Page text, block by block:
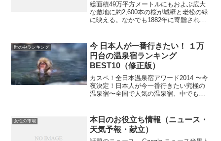
総面積49万平方メートルにもおよぶ広大
な敷地に約2,600本の桜が城壁と老松の緑
に映える。なかでも1882年に寄贈された
夜桜ライトアップも美しい。桜見頃の目
安4月下旬...
世の中ランキング
今 日本人が一番行きたい！ １万
円台の温泉宿ランキング
BEST10（修正版）
カスペ！全日本温泉宿アワード2014 〜今
夜決定！日本人が今一番行きたい究極の
温泉宿〜全国で人気の温泉宿、中でも「1
一番訪れてほしい最高の温泉宿を推薦、
その宿の「魅力的...
女性の市場
本日のお役立ち情報（ニュース・
天気予報・献立）